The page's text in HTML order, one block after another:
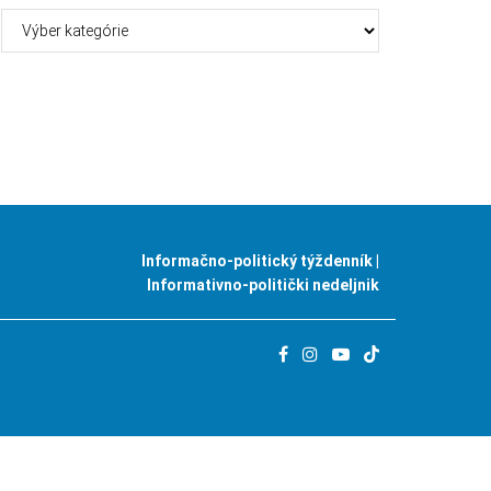
Informačno-politický týždenník |
Informativno-politički nedeljnik